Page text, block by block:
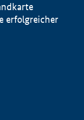
erfolgreicher